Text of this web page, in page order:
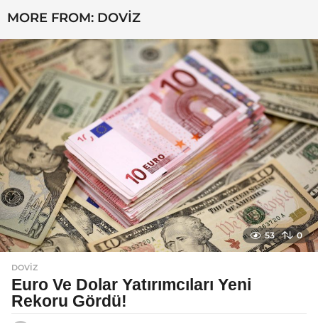
l
MORE FROM: DOVIZ
53 0
DOVIZ
Euro Ve Dolar Yatırımcıları Yeni
Rekoru Gördü!